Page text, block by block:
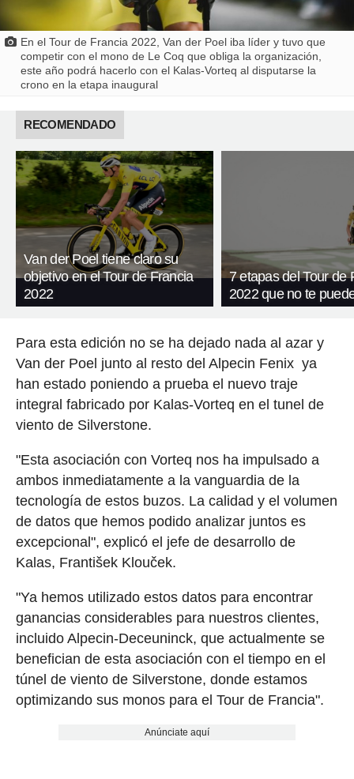
En el Tour de Francia 2022, Van der Poel iba líder y tuvo que
competir con el mono de Le Coq que obliga la organización,
este año podrá hacerlo con el Kalas-Vorteq al disputarse la
crono en la etapa inaugural
RECOMENDADO
Van der Poel tiene claro su
objetivo en el Tour de Francia
2022
7 etapas del Tour de
2022 que no te
Para esta edición no se ha dejado nada al azar y
Van der Poel junto al resto del Alpecin Fenix ya
han estado poniendo a prueba el nuevo traje
integral fabricado por Kalas-Vorteq en el tunel de
viento de Silverstone.
"Esta asociación con Vorteq nos ha impulsado a
ambos inmediatamente a la vanguardia de la
tecnología de estos buzos. La calidad y el volumen
de datos que hemos podido analizar juntos es
excepcional", explicó el jefe de desarrollo de
Kalas, František Klouček.
"Ya hemos utilizado estos datos para encontrar
ganancias considerables para nuestros clientes,
incluido Alpecin-Deceuninck, que actualmente se
benefician de esta asociación con el tiempo en el
túnel de viento de Silverstone, donde estamos
optimizando sus monos para el Tour de Francia".
Anúnciate aquí